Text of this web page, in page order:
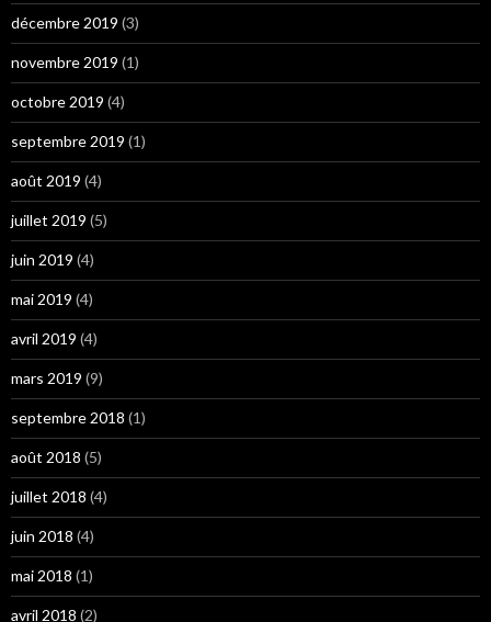
décembre 2019 (3)
novembre 2019 (1)
octobre 2019 (4)
septembre 2019 (1)
août 2019 (4)
juillet 2019 (5)
juin 2019 (4)
mai 2019 (4)
avril 2019 (4)
mars 2019 (9)
septembre 2018 (1)
août 2018 (5)
juillet 2018 (4)
juin 2018 (4)
mai 2018 (1)
avril 2018 (2)